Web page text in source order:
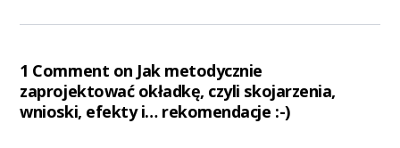
1 Comment on Jak metodycznie
zaprojektować okładkę, czyli skojarzenia,
wnioski, efekty i… rekomendacje :-)